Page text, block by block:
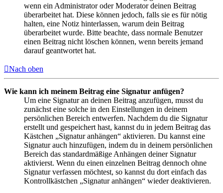
wenn ein Administrator oder Moderator deinen Beitrag
überarbeitet hat. Diese können jedoch, falls sie es für nötig
halten, eine Notiz hinterlassen, warum dein Beitrag
überarbeitet wurde. Bitte beachte, dass normale Benutzer
einen Beitrag nicht löschen können, wenn bereits jemand
darauf geantwortet hat.
Nach oben
Wie kann ich meinem Beitrag eine Signatur anfügen?
Um eine Signatur an deinen Beitrag anzufügen, musst du
zunächst eine solche in den Einstellungen in deinem
persönlichen Bereich entwerfen. Nachdem du die Signatur
erstellt und gespeichert hast, kannst du in jedem Beitrag das
Kästchen „Signatur anhängen“ aktivieren. Du kannst eine
Signatur auch hinzufügen, indem du in deinem persönlichen
Bereich das standardmäßige Anhängen deiner Signatur
aktivierst. Wenn du einen einzelnen Beitrag dennoch ohne
Signatur verfassen möchtest, so kannst du dort einfach das
Kontrollkästchen „Signatur anhängen“ wieder deaktivieren.